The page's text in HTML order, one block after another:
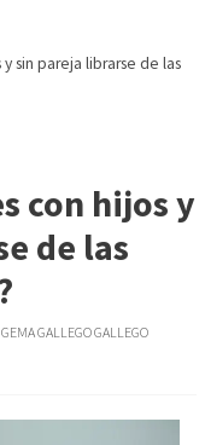
sin pareja librarse de las
con hijos y
de las
GEMA GALLEGO GALLEGO